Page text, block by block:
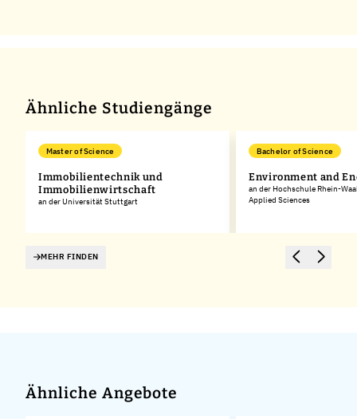
Ähnliche Studiengänge
Master of Science
Immobilientechnik und
Immobilienwirtschaft
an der Universität Stuttgart
Bachelor of Science
Environment and
an der Hochschule Rhein-
Applied Sciences
MEHR FINDEN
Ähnliche Angebote